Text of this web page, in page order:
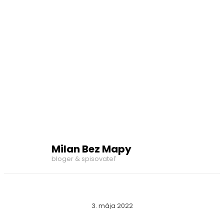
Milan Bez Mapy
bloger & spisovateľ
3. mája 2022